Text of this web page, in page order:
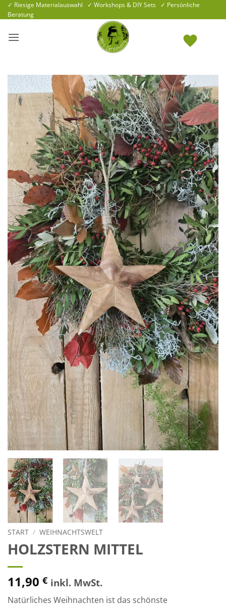
Zum
Inhalt
✓ Riesige Materialauswahl ✓ Workshops & DIY Sets ✓ Persönliche
Beratung
START / WEIHNACHTSWELT
HOLZSTERN MITTEL
11,90 € inkl. MwSt.
Natürliches Weihnachten ist das schönste